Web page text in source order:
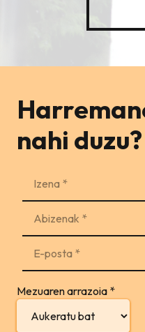
nahi duzu?
Mezuaren arrazoia *